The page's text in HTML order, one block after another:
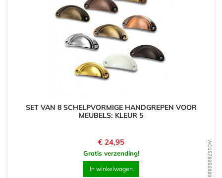
WD1578950989
SET VAN 8 SCHELPVORMIGE HANDGREPEN VOOR
MEUBELS: KLEUR 5
Prijs
€ 24,95
Gratis verzending!
In winkelwagen